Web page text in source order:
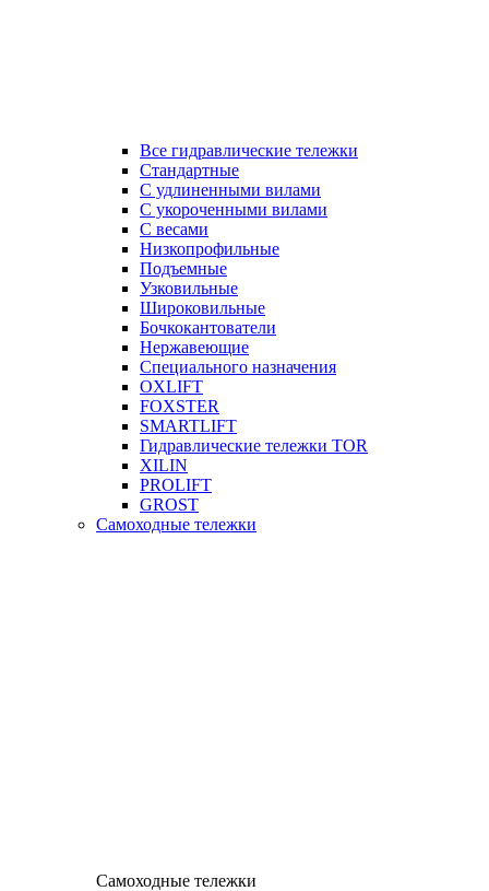
Все гидравлические тележки
Стандартные
С удлиненными вилами
С укороченными вилами
С весами
Низкопрофильные
Подъемные
Узковильные
Широковильные
Бочкокантователи
Нержавеющие
Специального назначения
OXLIFT
FOXSTER
SMARTLIFT
Гидравлические тележки TOR
XILIN
PROLIFT
GROST
Самоходные тележки
Самоходные тележки